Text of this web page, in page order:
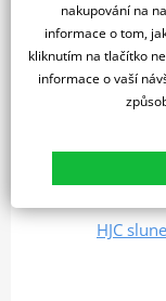
624 Kč
HJC
nakupování na
informace o tom,
kliknutím na tlačítko
informace o vaší